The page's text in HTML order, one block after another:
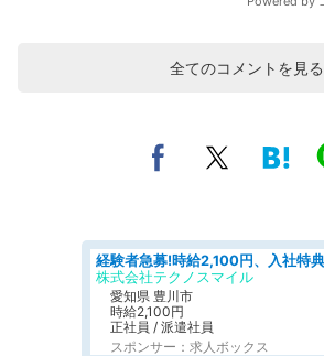
全てのコメントを見る
株式会社テクノスマイル
愛知県 豊川市
時給2,100円
正社員 / 派遣社員
スポンサー：求人ボックス